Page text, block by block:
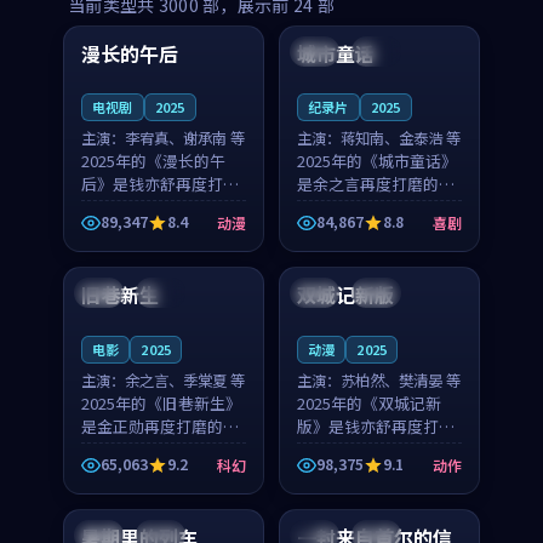
中国 高分
漫长的午后
电视剧 2025
主演： 李宥真、谢承南 等
2025年的《漫长的午
后》是钱亦舒再度打磨
的动漫佳作。中国大陆
的取景与海岛日常的氛
围相互成就，李宥真与
谢承南的对手戏自然克
制，让整部影片在悬念
89,347 8.4 动漫
美国 院线
城市童话
纪录片 2025
主演： 蒋知南、金泰浩 等
2025年的《城市童话》
是余之言再度打磨的喜
剧佳作。美国的取景与
历史战争的氛围相互成
就，蒋知南与金泰浩的
对手戏自然克制，让整
部影片在悬念与温度
84,867 8.8 喜剧
英国 完结
旧巷新生
电影 2025
主演： 余之言、季棠夏 等
2025年的《旧巷新生》
是金正勋再度打磨的科
幻佳作。英国的取景与
雨夜物语的氛围相互成
就，余之言与季棠夏的
对手戏自然克制，让整
65,063 9.2 科幻
中国 独播
双城记新版
动漫 2025
主演： 苏柏然、樊清晏 等
2025年的《双城记新
版》是钱亦舒再度打磨
的动作佳作。中国大陆
的取景与沙漠探险的氛
围相互成就，苏柏然与
樊清晏的对手戏自然克
98,375 9.1 动作
中国 杜比
暑期里的列车 韩国 热播
一封来自首尔的信